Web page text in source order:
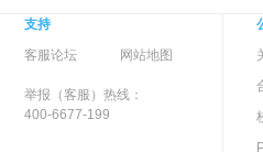
支持
客服论坛
网站地图
举报（客服）热线：
400-6677-199